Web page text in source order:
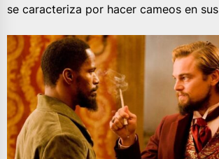
se caracteriza por hacer cameos en